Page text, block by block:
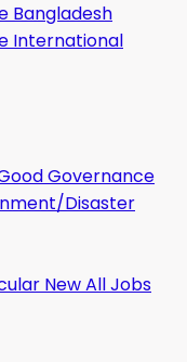
Bangladesh
International
Governance
Disaster
New All Jobs